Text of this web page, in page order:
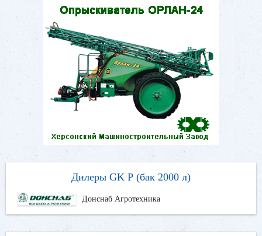
Дилеры GK Р (бак 2000 л)
Донснаб Агротехника